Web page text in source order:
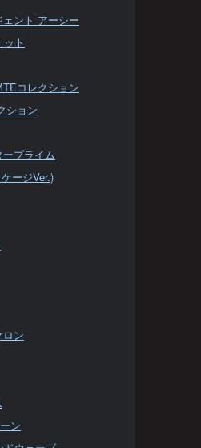
ント アーシー
ト
コレクション
ション
プライム
ージVer.)
ン
ン